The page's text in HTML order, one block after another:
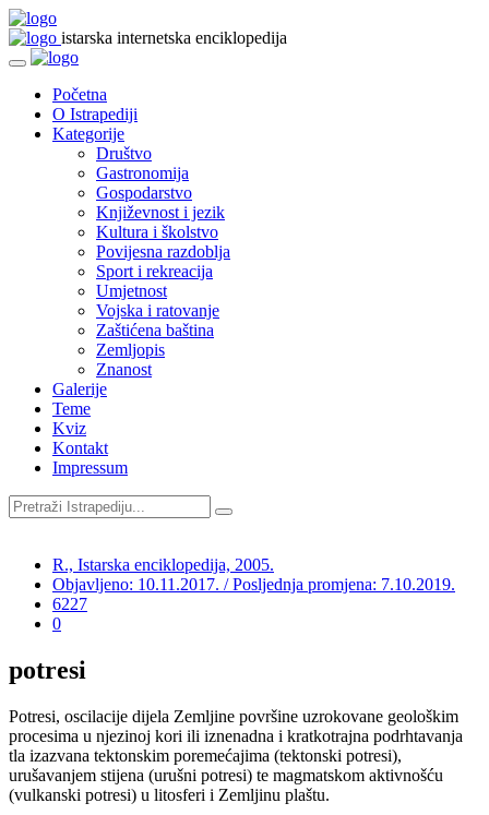
istarska internetska enciklopedija
Početna
O Istrapediji
Kategorije
Društvo
Gastronomija
Gospodarstvo
Književnost i jezik
Kultura i školstvo
Povijesna razdoblja
Sport i rekreacija
Umjetnost
Vojska i ratovanje
Zaštićena baština
Zemljopis
Znanost
Galerije
Teme
Kviz
Kontakt
Impressum
R., Istarska enciklopedija, 2005.
Objavljeno: 10.11.2017. / Posljednja promjena: 7.10.2019.
6227
0
potresi
Potresi, oscilacije dijela Zemljine površine uzrokovane geološkim
procesima u njezinoj kori ili iznenadna i kratkotrajna podrhtavanja
tla izazvana tektonskim poremećajima (tektonski potresi),
urušavanjem stijena (urušni potresi) te magmatskom aktivnošću
(vulkanski potresi) u litosferi i Zemljinu plaštu.